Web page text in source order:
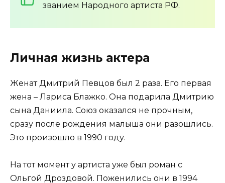
званием Народного артиста РФ.
Личная жизнь актера
Женат Дмитрий Певцов был 2 раза. Его первая
жена – Лариса Блажко. Она подарила Дмитрию
сына Даниила. Союз оказался не прочным,
сразу после рождения малыша они разошлись.
Это произошло в 1990 году.
На тот момент у артиста уже был роман с
Ольгой Дроздовой. Поженились они в 1994